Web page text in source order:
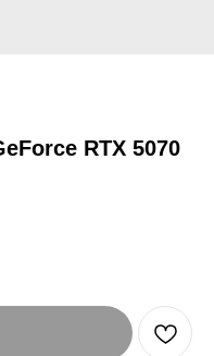
RTX 5070